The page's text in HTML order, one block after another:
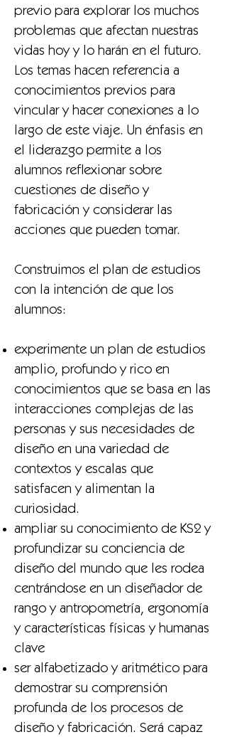
previo para explorar los muchos
problemas que afectan nuestras
vidas hoy y lo harán en el futuro.
Los temas hacen referencia a
conocimientos previos para
vincular y hacer conexiones a lo
largo de este viaje. Un énfasis en
el liderazgo permite a los
alumnos reflexionar sobre
cuestiones de diseño y
fabricación y considerar las
acciones que pueden tomar.
Construimos el plan de estudios
con la intención de que los
alumnos:
experimente un plan de estudios
amplio, profundo y rico en
conocimientos que se basa en las
interacciones complejas de las
personas y sus necesidades de
diseño en una variedad de
contextos y escalas que
satisfacen y alimentan la
curiosidad.
ampliar su conocimiento de KS2 y
profundizar su conciencia de
diseño del mundo que les rodea
centrándose en un diseñador de
rango y antropometría, ergonomía
y características físicas y humanas
clave
ser alfabetizado y aritmético para
demostrar su comprensión
profunda de los procesos de
diseño y fabricación. Será capaz